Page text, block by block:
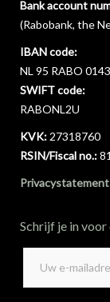
Bank account
(Rabobank, the
IBAN code:
NL 95 RABO
SWIFT code:
RABONL2U
KVK:27318760
RSIN/Fiscal no.:
Privacystatement
Schrijf je in